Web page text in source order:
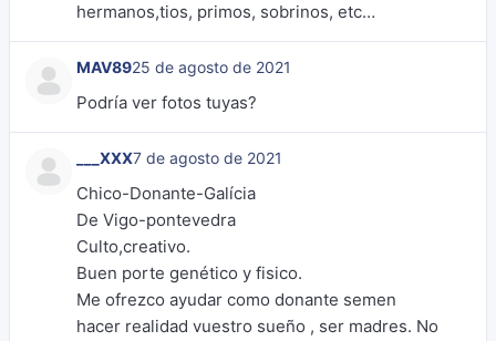
hermanos,tios, primos, sobrinos, etc…
MAV8925 de agosto de 2021
Podría ver fotos tuyas?
___XXX7 de agosto de 2021
Chico-Donante-Galícia
De Vigo-pontevedra
Culto,creativo.
Buen porte genético y fisico.
Me ofrezco ayudar como donante semen
hacer realidad vuestro sueño , ser madres. No